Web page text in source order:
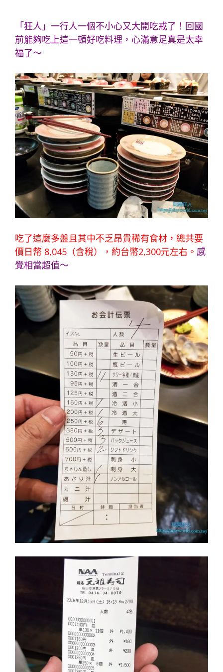
「狂人 」一行人一個不小心又大開吃戒了！回國
前能夠吃上這一頓好吃料理，心滿意足真是太幸
福了～
吃了這麼多盤且其中不乏昂貴稀有食材，總共要
價日幣 8,045（含稅），約台幣2,300元左右。 感
覺相當超值～